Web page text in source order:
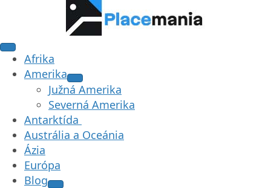
Afrika
Amerika
Južná Amerika
Severná Amerika
Antarktída
Austrália a Oceánia
Ázia
Európa
Blog